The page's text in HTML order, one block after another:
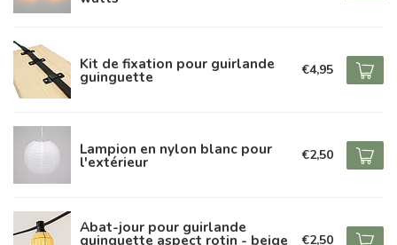
Kit de fixation pour guirlande
guinguette €4,95
Lampion en nylon blanc pour
l'extérieur €2,50
Abat-jour pour guirlande
guinguette aspect rotin - beige €2,50